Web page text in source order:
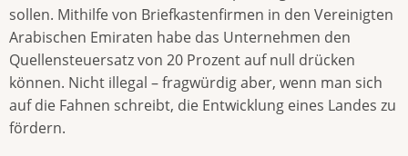
sollen. Mithilfe von Briefkastenfirmen in den Vereinigten
Arabischen Emiraten habe das Unternehmen den
Quellensteuersatz von 20 Prozent auf null drücken
können. Nicht illegal – fragwürdig aber, wenn man sich
auf die Fahnen schreibt, die Entwicklung eines Landes zu
fördern.